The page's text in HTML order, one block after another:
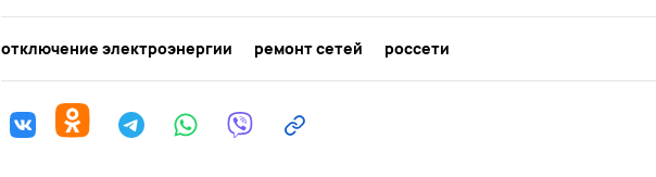
отключение электроэнергии ремонт сетей россети